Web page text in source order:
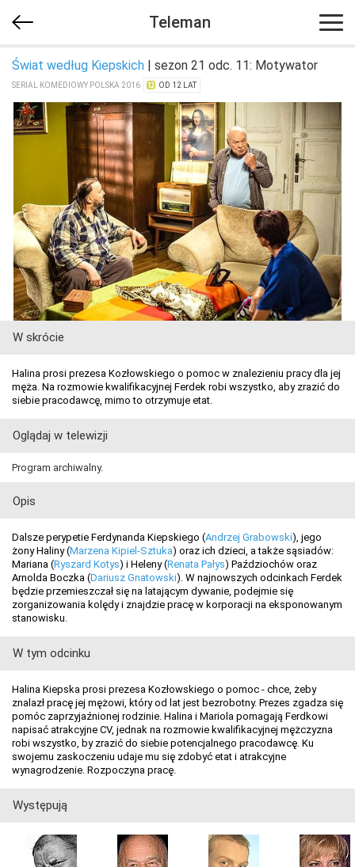
Teleman
Świat według Kiepskich | sezon 21 odc. 11: Motywator
SERIAL KOMEDIOWY POLSKA 2016 OD 12 LAT
W skrócie
Halina prosi prezesa Kozłowskiego o pomoc w znalezieniu pracy dla jej
męża. Na rozmowie kwalifikacyjnej Ferdek robi wszystko, aby zrazić do
siebie pracodawcę, mimo to otrzymuje etat.
Oglądaj w telewizji
Program archiwalny.
Opis
Dalsze perypetie Ferdynanda Kiepskiego (Andrzej Grabowski), jego
żony Haliny (Marzena Kipiel-Sztuka) oraz ich dzieci, a także sąsiadów:
Mariana (Ryszard Kotys) i Heleny (Renata Pałys) Paździochów oraz
Arnolda Boczka (Dariusz Gnatowski). W najnowszych odcinkach Ferdek
będzie przemieszczał się na latającym dywanie, podejmie się
zorganizowania kolędy i znajdzie pracę w korporacji na eksponowanym
stanowisku.
W tym odcinku
Halina Kiepska prosi prezesa Kozłowskiego o pomoc - chce, żeby
znalazł pracę jej mężowi, który od lat jest bezrobotny. Prezes zgadza się
pomóc zaprzyjaźnionej rodzinie. Halina i Mariola pomagają Ferdkowi
napisać atrakcyjne CV, jednak na rozmowie kwalifikacyjnej mężczyzna
robi wszystko, by zrazić do siebie potencjalnego pracodawcę. Ku
swojemu zaskoczeniu udaje mu się zdobyć etat i atrakcyjne
wynagrodzenie. Rozpoczyna pracę.
Występują